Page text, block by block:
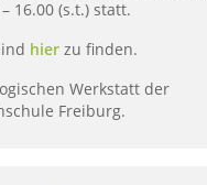
16.00 (s.t.) statt.
hier zu finden.
Werkstatt der
Freiburg.